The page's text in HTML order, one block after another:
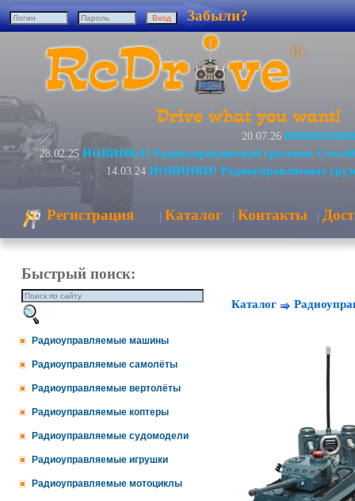
Забыли?
20.07.26 ВНИМАНИЕ!
28.02.25 НОВИНКА! Радиоуправляемый грузовик
14.03.24 НОВИНКИ! Радиоуправляемые
Регистрация | Каталог | Контакты |
Быстрый поиск:
Радиоуправляемые машины
Радиоуправляемые самолёты
Радиоуправляемые вертолёты
Радиоуправляемые коптеры
Радиоуправляемые судомодели
Радиоуправляемые игрушки
Радиоуправляемые мотоциклы
Каталог